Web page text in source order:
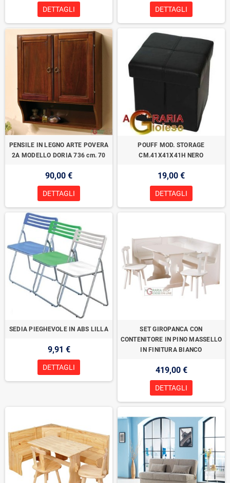
DETTAGLI DETTAGLI
PENSILE IN LEGNO ARTE POVERA
2A MODELLO DORIA 736 cm. 70
90,00 €
DETTAGLI
POUFF MOD. STORAGE
CM.41X41X41H NERO
19,00 €
DETTAGLI
SEDIA PIEGHEVOLE IN ABS LILLA
9,91 €
DETTAGLI
SET GIROPANCA CON
CONTENITORE IN PINO MASSELLO
IN FINITURA BIANCO
419,00 €
DETTAGLI